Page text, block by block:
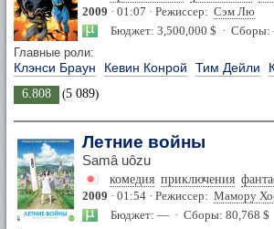
2009 · 01:07 · Режиссер: Сэм Лю
Бюджет: 3,500,000 $ ·
Главные роли:
Клэнси Браун Кевин Конрой Тим Дейли
6.808 (5 089)
Летние войны
Samâ uôzu
комедия приключения
2009 · 01:54 · Режиссер: Мамору
Бюджет: — · Сборы: 80,768 $